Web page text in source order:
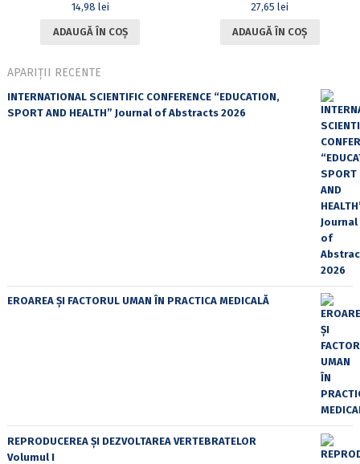
14,98 lei
ADAUGĂ ÎN COȘ
27,65lei
ADAUGĂ ÎN COȘ
APARIȚII RECENTE
INTERNATIONAL SCIENTIFIC CONFERENCE “EDUCATION,
SPORT AND HEALTH” Journal of Abstracts 2026
EROAREA ȘI FACTORUL UMAN ÎN PRACTICA MEDICALĂ
REPRODUCEREA ȘI DEZVOLTAREA VERTEBRATELOR
Volumul I